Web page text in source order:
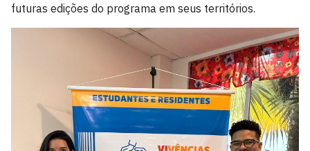
futuras edições do programa em seus territórios.